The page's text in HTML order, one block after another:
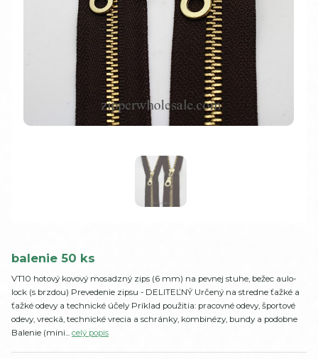
balenie 50 ks
VT10 hotový kovový mosadzný zips (6 mm) na pevnej stuhe, bežec aulo-
lock (s brzdou) Prevedenie zipsu - DELITEĽNÝ Určený na stredne ťažké a
ťažké odevy a technické účely Príklad použitia: pracovné odevy, športové
odevy, vrecká, technické vrecia a schránky, kombinézy, bundy a podobne
Balenie (mini... celý popis